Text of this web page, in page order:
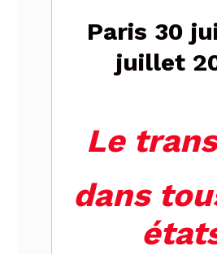
Paris 30
juillet
Le
dans